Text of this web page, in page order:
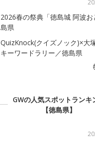
2026春の祭典「徳島城 阿波
島県
QuizKnock(クイズノック)×大
キーワードラリー／徳島県
GWの人気スポットランキ
【徳島県】